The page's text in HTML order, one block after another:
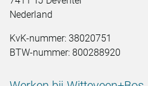
Nederland
KvK-nummer: 38020751
BTW-nummer: 800288920